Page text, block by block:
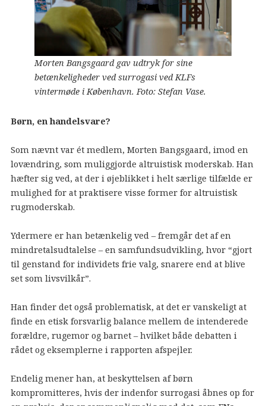
Morten Bangsgaard gav udtryk for sine
betænkeligheder ved surrogasi ved KLFs
vintermøde i København. Foto: Stefan Vase.
Børn, en handelsvare?
Som nævnt var ét medlem, Morten Bangsgaard, imod en
lovændring, som muliggjorde altruistisk moderskab. Han
hæfter sig ved, at der i øjeblikket i helt særlige tilfælde er
mulighed for at praktisere visse former for altruistisk
rugmoderskab.
Ydermere er han betænkelig ved – fremgår det af en
mindretalsudtalelse – en samfundsudvikling, hvor “gjort
til genstand for individets frie valg, snarere end at blive
set som livsvilkår”.
Han finder det også problematisk, at det er vanskeligt at
finde en etisk forsvarlig balance mellem de intenderede
forældre, rugemor og barnet – hvilket både debatten i
rådet og eksemplerne i rapporten afspejler.
Endelig mener han, at beskyttelsen af børn
kompromitteres, hvis der indenfor surrogasi åbnes op for